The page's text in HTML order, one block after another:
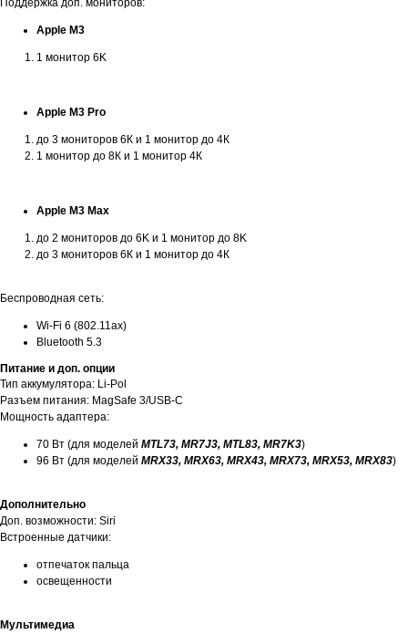
Поддержка доп. мониторов:
Apple M3
1 монитор 6K
Apple M3 Pro
до 3 мониторов 6К и 1 монитор до 4К
1 монитор до 8К и 1 монитор 4К
Apple M3 Max
до 2 мониторов до 6K и 1 монитор до 8K
до 3 мониторов 6К и 1 монитор до 4К
Беспроводная сеть:
Wi-Fi 6 (802.11ax)
Bluetooth 5.3
Питание и доп. опции
Тип аккумулятора: Li-Pol
Разъем питания: MagSafe 3/USB-C
Мощность адаптера:
70 Вт (для моделей MTL73, MR7J3, MTL83, MR7K3)
96 Вт (для моделей MRX33, MRX63, MRX43, MRX73, MRX53, MRX83)
Дополнительно
Доп. возможности: Siri
Встроенные датчики:
отпечаток пальца
освещенности
Мультимедиа